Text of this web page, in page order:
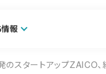
報
のスタートアップZAICO